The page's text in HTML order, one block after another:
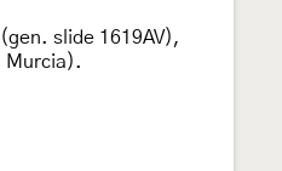
slide 1619AV),
Murcia).